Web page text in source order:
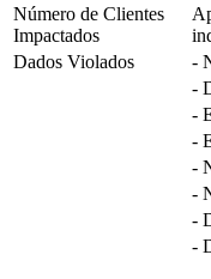
Número de Clientes
Impactados
Dados Violados
-
-
-
-
-
-
-
-